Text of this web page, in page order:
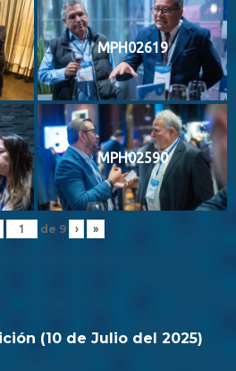
MPH02619
MPH02590
de 9 › »
(10 de Julio del 2025)